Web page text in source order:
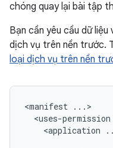
chóng quay lại bài tập
Bạn cần yêu cầu dữ
dịch vụ trên nền trước.
loại dịch vụ trên nền
<manifest
<uses-permission
<application